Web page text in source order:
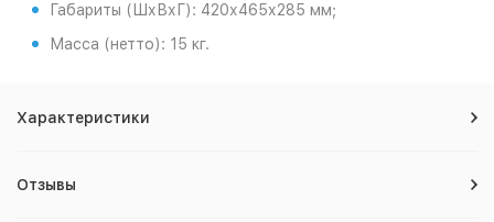
Габариты (ШхВхГ): 420х465х285 мм;
Масса (нетто): 15 кг.
Характеристики
Отзывы